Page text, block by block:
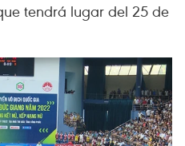
tendrá lugar del 25 de